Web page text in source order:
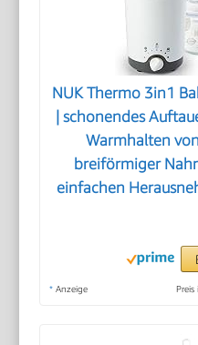
NUK Thermo 3in1
| schonendes
Warmhalten
breiförmiger
einfachen
* Anzeige Preis